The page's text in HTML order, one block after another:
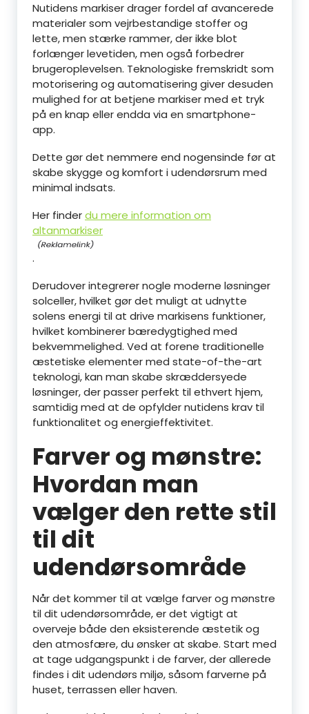
Nutidens markiser drager fordel af avancerede
materialer som vejrbestandige stoffer og
lette, men stærke rammer, der ikke blot
forlænger levetiden, men også forbedrer
brugeroplevelsen. Teknologiske fremskridt som
motorisering og automatisering giver desuden
mulighed for at betjene markiser med et tryk
på en knap eller endda via en smartphone-
app.
Dette gør det nemmere end nogensinde før at
skabe skygge og komfort i udendørsrum med
minimal indsats.
Her finderdu mere information om
altanmarkiser
.
Derudover integrerer nogle moderne løsninger
solceller, hvilket gør det muligt at udnytte
solens energi til at drive markisens funktioner,
hvilket kombinerer bæredygtighed med
bekvemmelighed. Ved at forene traditionelle
æstetiske elementer med state-of-the-art
teknologi, kan man skabe skræddersyede
løsninger, der passer perfekt til ethvert hjem,
samtidig med at de opfylder nutidens krav til
funktionalitet og energieffektivitet.
Farver og mønstre:
Hvordan man
vælger den rette stil
til dit
udendørsområde
Når det kommer til at vælge farver og mønstre
til dit udendørsområde, er det vigtigt at
overveje både den eksisterende æstetik og
den atmosfære, du ønsker at skabe. Start med
at tage udgangspunkt i de farver, der allerede
findes i dit udendørs miljø, såsom farverne på
huset, terrassen eller haven.